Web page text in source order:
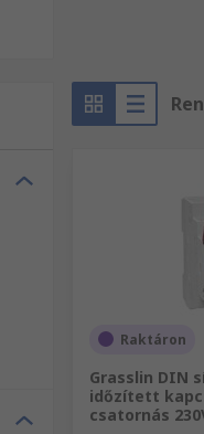
Raktáron
Grasslin DIN
időzített
csatornás